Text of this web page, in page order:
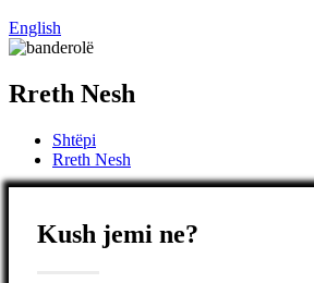
English
Rreth Nesh
Shtëpi
Rreth Nesh
Kush jemi ne?